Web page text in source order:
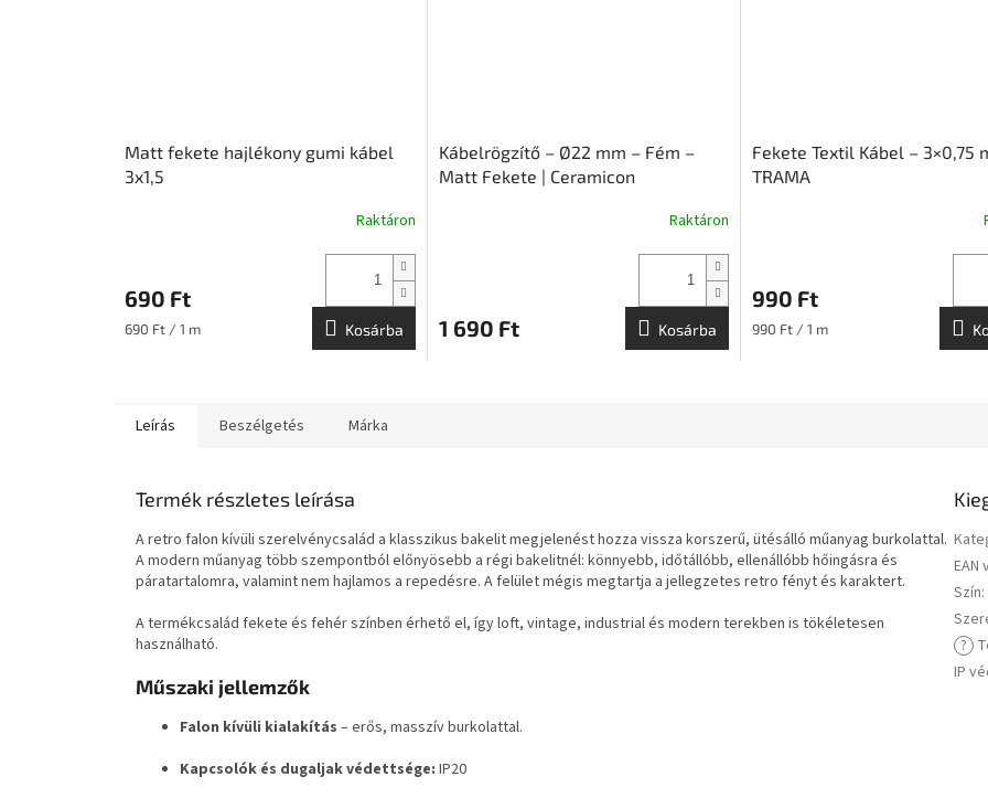
Matt fekete hajlékony gumi kábel
3x1,5
Raktáron
690 Ft
Egységár:
690 Ft / 1 m Kosárba
Kábelrögzítő – Ø22 mm – Fém –
Matt Fekete | Ceramicon
Raktáron
1 690 Ft Kosárba
Fekete Textil Kábel – 3×0,75
TRAMA
990 Ft
Egységár:
990 Ft / 1 m
Leírás Beszélgetés Márka
Termék részletes leírása
A retro falon kívüli szerelvénycsalád a klasszikus bakelit megjelenést hozza vissza korszerű, ütésálló műanyag burkolattal.
A modern műanyag több szempontból előnyösebb a régi bakelitnél: könnyebb, időtállóbb, ellenállóbb hőingásra és
páratartalomra, valamint nem hajlamos a repedésre. A felület mégis megtartja a jellegzetes retro fényt és karaktert.
A termékcsalád fekete és fehér színben érhető el, így loft, vintage, industrial és modern terekben is tökéletesen
használható.
Műszaki jellemzők
Falon kívüli kialakítás – erős, masszív burkolattal.
Kapcsolók és dugaljak védettsége: IP20
EAN
Szín:
?
IP